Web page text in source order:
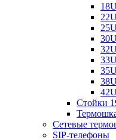
Стойки
Сетевые
SIP-телефоны